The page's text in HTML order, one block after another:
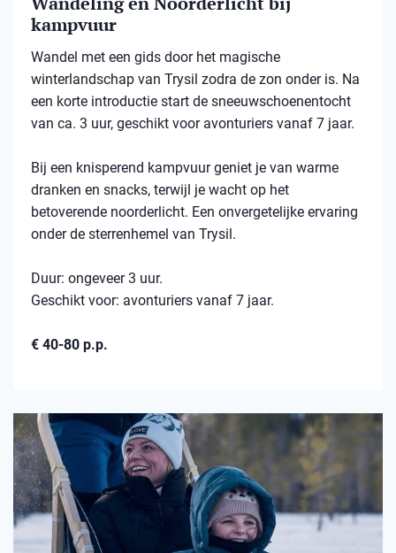
kampvuur
Wandel met een gids door het magische
winterlandschap van Trysil zodra de zon onder is. Na
een korte introductie start de sneeuwschoenentocht
van ca. 3 uur, geschikt voor avonturiers vanaf 7 jaar.
Bij een knisperend kampvuur geniet je van warme
dranken en snacks, terwijl je wacht op het
betoverende noorderlicht. Een onvergetelijke ervaring
onder de sterrenhemel van Trysil.
Duur: ongeveer 3 uur.
Geschikt voor: avonturiers vanaf 7 jaar.
€ 40-80 p.p.